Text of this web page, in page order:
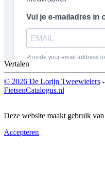
Vertalen
© 2026 De Lorijn Tweewielers -
FietsenCatalogus.nl
Deze website maakt gebruik van
Accepteren